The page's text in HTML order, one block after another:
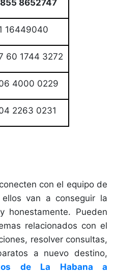
8652747
16449040
60 1744 3272
4000 0229
2263 0231
con el equipo de
van a conseguir la
honestamente. Pueden
relacionados con el
resolver consultas,
a nuevo destino,
de La Habana a